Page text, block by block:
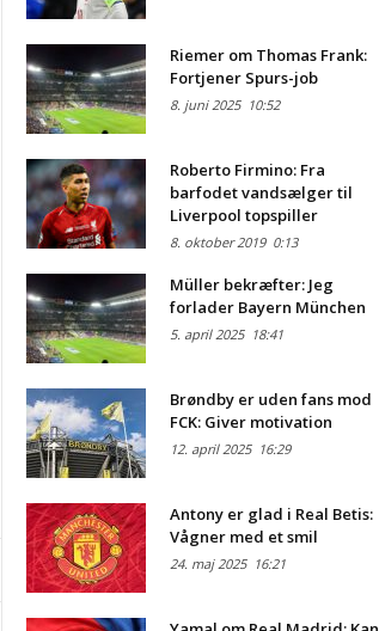
Riemer om Thomas Frank:
Fortjener Spurs-job
8. juni 202510:52
Roberto Firmino: Fra
barfodet vandsælger til
Liverpool topspiller
8. oktober 20190:13
Müller bekræfter: Jeg
forlader Bayern München
5. april 202518:41
Brøndby er uden fans mod
FCK: Giver motivation
12. april 202516:29
Antony er glad i Real Betis:
Vågner med et smil
24. maj 202516:21